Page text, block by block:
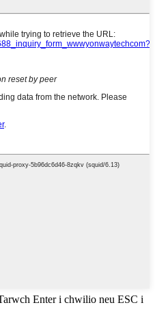
Enter i chwilio neu ESC i